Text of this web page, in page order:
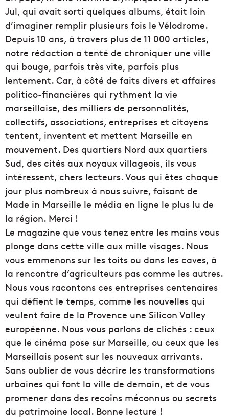
Jul, qui avait sorti quelques albums, était loin
d’imaginer remplir plusieurs fois le Vélodrome.
Depuis 10 ans, à travers plus de 11 000 articles,
notre rédaction a tenté de chroniquer une ville
qui bouge, parfois très vite, parfois plus
lentement. Car, à côté de faits divers et affaires
politico-financières qui rythment la vie
marseillaise, des milliers de personnalités,
collectifs, associations, entreprises et citoyens
tentent, inventent et mettent Marseille en
mouvement. Des quartiers Nord aux quartiers
Sud, des cités aux noyaux villageois, ils vous
intéressent, chers lecteurs. Vous qui êtes chaque
jour plus nombreux à nous suivre, faisant de
Made in Marseille le média en ligne le plus lu de
la région. Merci !
Le magazine que vous tenez entre les mains vous
plonge dans cette ville aux mille visages. Nous
vous emmenons sur les toits ou dans les caves, à
la rencontre d’agriculteurs pas comme les autres.
Nous vous racontons ces entreprises centenaires
qui défient le temps, comme les nouvelles qui
veulent faire de la Provence une Silicon Valley
européenne. Nous vous parlons de clichés : ceux
que le cinéma pose sur Marseille, ou ceux que les
Marseillais posent sur les nouveaux arrivants.
Sans oublier de vous décrire les transformations
urbaines qui font la ville de demain, et de vous
promener dans des recoins méconnus ou secrets
du patrimoine local. Bonne lecture !